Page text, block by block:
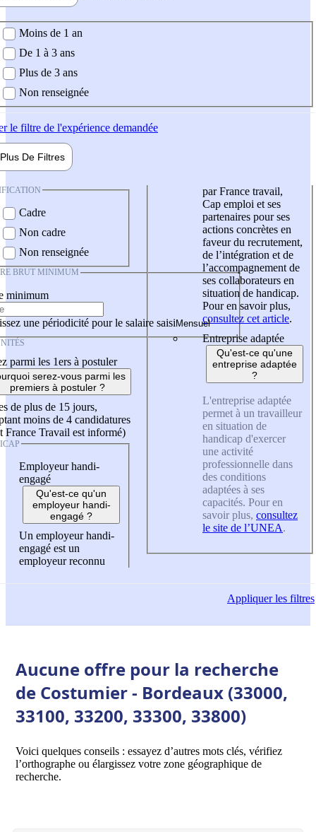
demandée
Moins de 1 an
De 1 à 3 ans
Plus de 3 ans
Non renseignée
le filtre de l'expérience demandée
Plus De Filtres
Cadre
Non cadre
Non renseignée
BRUT MINIMUM
minimum
une périodicité pour le salaire saisi
parmi les 1ers à postuler
serez-vous parmi les
premiers à postuler ?
de plus de 15 jours,
moins de 4 candidatures
France Travail est informé)
Employeur handi-
engagé
Qu'est-ce qu'un
employeur handi-
engagé ?
Un employeur handi-
engagé est un
employeur reconnu
par France travail,
Cap emploi et ses
partenaires pour ses
actions concrètes en
faveur du recrutement,
de l’intégration et de
l’accompagnement de
ses collaborateurs en
situation de handicap.
Pour en savoir plus,
consultez cet article.
Entreprise adaptée
Qu'est-ce qu'une
entreprise adaptée
?
L'entreprise adaptée
permet à un travailleur
en situation de
handicap d'exercer
une activité
professionnelle dans
des conditions
adaptées à ses
capacités. Pour en
savoir plus, consultez
le site de l’UNEA.
Appliquerles filtres
Aucune offre pour la recherche
de Costumier - Bordeaux (33000,
33100, 33200, 33300, 33800)
Voici quelques conseils : essayez d’autres mots clés, vérifiez
l’orthographe ou élargissez votre zone géographique de
recherche.